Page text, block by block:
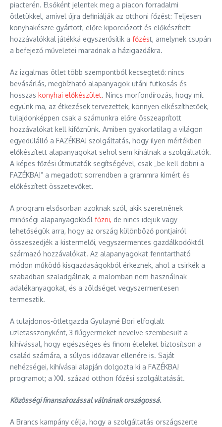
piacterén. Elsőként jelentek meg a piacon forradalmi
ötletükkel, amivel újra definiálják az otthoni főzést: Teljesen
konyhakészre gyártott, előre kiporciózott és előkészített
hozzávalókkal játékká egyszerűsítik a főzést, amelynek csupán
a befejező műveletei maradnak a házigazdákra.
Az izgalmas ötlet több szempontból kecsegtető: nincs
bevásárlás, megbízható alapanyagok utáni futkosás és
hosszas konyhai előkészület. Nincs morfondírozás, hogy mit
együnk ma, az étkezések tervezettek, könnyen elkészíthetőek,
tulajdonképpen csak a számunkra előre összeaprított
hozzávalókat kell kifőznünk. Amiben gyakorlatilag a világon
egyedülálló a FAZÉKBA! szolgáltatás, hogy ilyen mértékben
előkészített alapanyagokat sehol sem kínálnak a szolgáltatók.
A képes főzési útmutatók segítségével, csak „be kell dobni a
FAZÉKBA!” a megadott sorrendben a grammra kimért és
előkészített összetevőket.
A program elsősorban azoknak szól, akik szeretnének
minőségi alapanyagokból főzni, de nincs idejük vagy
lehetőségük arra, hogy az ország különböző pontjairól
összeszedjék a kistermelői, vegyszermentes gazdálkodóktól
származó hozzávalókat. Az alapanyagokat fenntartható
módon működő kisgazdaságokból érkeznek, ahol a csirkék a
szabadban szaladgálnak, a malomban nem használnak
adalékanyagokat, és a zöldséget vegyszermentesen
termesztik.
A tulajdonos-ötletgazda Gyulayné Bori elfoglalt
üzletasszonyként, 3 fiúgyermeket nevelve szembesült a
kihívással, hogy egészséges és finom ételeket biztosítson a
család számára, a súlyos időzavar ellenére is. Saját
nehézségei, kihívásai alapján dolgozta ki a FAZÉKBA!
programot; a XXI. század otthon főzési szolgáltatását.
Közösségi finanszírozással válnának országossá.
A Brancs kampány célja, hogy a szolgáltatás országszerte